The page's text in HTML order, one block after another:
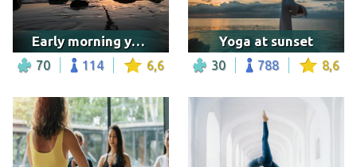
Early morning yoga on the beach
70 114 6,6
Yoga at sunset
30 788 8,6